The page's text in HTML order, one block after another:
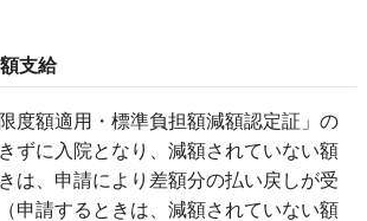
支給
度額適用・標準負担額減額認定証」の
ずに入院となり、減額されていない額
は、申請により差額分の払い戻しが受
申請するときは、減額されていない額